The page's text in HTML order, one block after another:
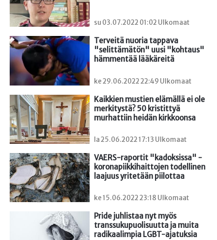
su 03.07.2022 01:02 Ulkomaat
Terveitä nuoria tappava
"selittämätön" uusi "kohtaus"
hämmentää lääkäreitä
ke 29.06.2022 22:49 Ulkomaat
Kaikkien mustien elämällä ei ole
merkitystä? 50 kristittyä
murhattiin heidän kirkkoonsa
la 25.06.2022 17:13 Ulkomaat
VAERS-raportit "kadoksissa" -
koronapiikkihaittojen todellinen
laajuus yritetään piilottaa
ke 15.06.2022 23:18 Ulkomaat
Pride juhlistaa nyt myös
transsukupuolisuutta ja muita
radikaalimpia LGBT-ajatuksia